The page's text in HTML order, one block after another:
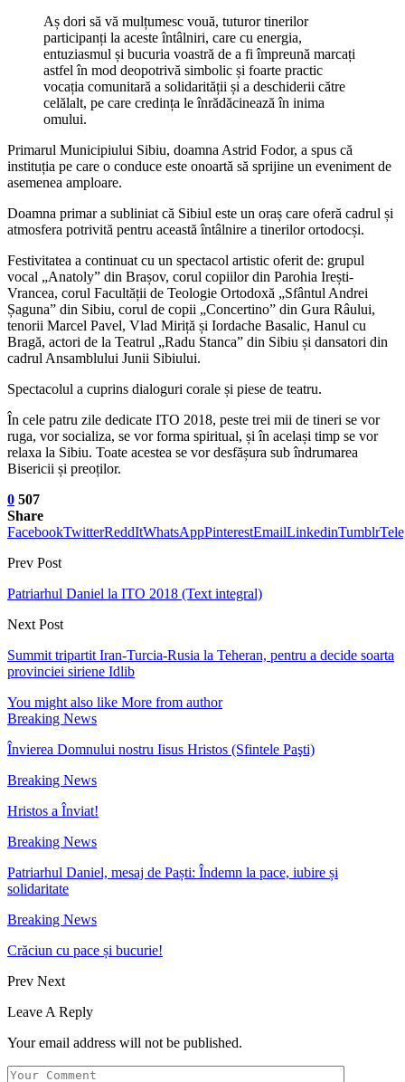
Aș dori să vă mulțumesc vouă, tuturor tinerilor
participanți la aceste întâlniri, care cu energia,
entuziasmul și bucuria voastră de a fi împreună marcați
astfel în mod deopotrivă simbolic și foarte practic
vocația comunitară a solidarității și a deschiderii către
celălalt, pe care credința le înrădăcinează în inima
omului.
Primarul Municipiului Sibiu, doamna Astrid Fodor, a spus că
instituția pe care o conduce este onoartă să sprijine un eveniment de
asemenea amploare.
Doamna primar a subliniat că Sibiul este un oraș care oferă cadrul și
atmosfera potrivită pentru această întâlnire a tinerilor ortodocși.
Festivitatea a continuat cu un spectacol artistic oferit de: grupul
vocal „Anatoly” din Brașov, corul copiilor din Parohia Irești-
Vrancea, corul Facultății de Teologie Ortodoxă „Sfântul Andrei
Șaguna” din Sibiu, corul de copii „Concertino” din Gura Râului,
tenorii Marcel Pavel, Vlad Miriță și Iordache Basalic, Hanul cu
Bragă, actori de la Teatrul „Radu Stanca” din Sibiu și dansatori din
cadrul Ansamblului Junii Sibiului.
Spectacolul a cuprins dialoguri corale și piese de teatru.
În cele patru zile dedicate ITO 2018, peste trei mii de tineri se vor
ruga, vor socializa, se vor forma spiritual, și în același timp se vor
relaxa la Sibiu. Toate acestea se vor desfășura sub îndrumarea
Bisericii și preoților.
0 507
Share
FacebookTwitterReddItWhatsAppPinterestEmailLinkedinTumblr
Prev Post
Patriarhul Daniel la ITO 2018 (Text integral)
Next Post
Summit tripartit Iran-Turcia-Rusia la Teheran, pentru a decide soarta
provinciei siriene Idlib
You might also like More from author
Breaking News
Învierea Domnului nostru Iisus Hristos (Sfintele Paşti)
Breaking News
Hristos a Înviat!
Breaking News
Patriarhul Daniel, mesaj de Paști: Îndemn la pace, iubire și
solidaritate
Breaking News
Crăciun cu pace și bucurie!
Prev Next
Leave A Reply
Your email address will not be published.